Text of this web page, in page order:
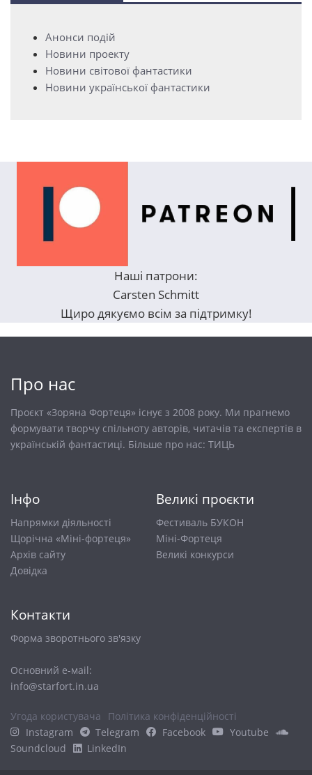
Анонси подій
Новини проекту
Новини світової фантастики
Новини української фантастики
Наші патрони:
Carsten Schmitt
Щиро дякуємо всім за підтримку!
Про нас
Проєкт «Зоряна Фортеця» існує з 2008 року. Ми прагнемо
формувати творчу спільноту авторів, читачів та експертів в
українській фантастиці. Більше про нас: ТИЦЬ
Інфо
Напрямки діяльності
Щорічна «Міні-фортеця»
Архів сайту
Довiдка
Великі проєкти
Фестиваль БУКОН
Міні-Фортеця
Великі конкурси
Контакти
Форма зворотнього зв'язку
Основний е-маіl:
info@starfort.in.ua
Угода користувача
Політика конфіденційності
Instagram
Telegram Facebook
Youtube
Soundcloud
LinkedIn